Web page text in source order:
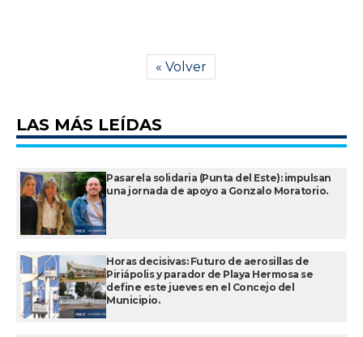
« Volver
LAS MÁS LEÍDAS
Pasarela solidaria (Punta del Este): impulsan
una jornada de apoyo a Gonzalo Moratorio.
Horas decisivas: Futuro de aerosillas de
Piriápolis y parador de Playa Hermosa se
define este jueves en el Concejo del
Municipio.